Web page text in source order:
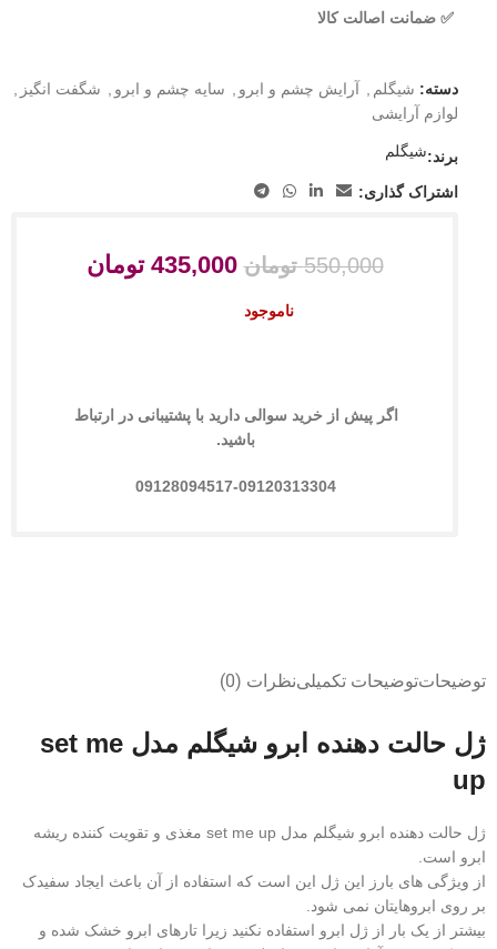
✅ ضمانت اصالت کالا
دسته: شیگلم آرایش چشم و ابرو سایه چشم و ابرو شگفت انگیز
لوازم آرایشی
برند:شیگلم
اشتراک گذاری:
550,000 تومان 435,000 تومان
ناموجود
اگر پیش از خرید سوالی دارید با پشتیبانی در ارتباط
باشید.
09128094517-09120313304
توضیحاتتوضیحات تکمیلینظرات (0)
ژل حالت دهنده ابرو شیگلم مدل set me
up
ژل حالت دهنده ابرو شیگلم مدل set me up مغذی و تقویت کننده ریشه
ابرو است.
از ویژگی های بارز این ژل این است که استفاده از آن باعث ایجاد سفیدک
بر روی ابروهایتان نمی شود.
بیشتر از یک بار از ژل ابرو استفاده نکنید زیرا تارهای ابرو خشک شده و